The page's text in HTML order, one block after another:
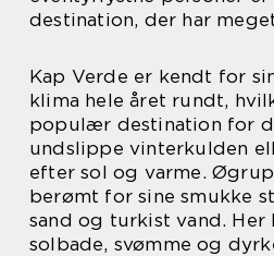
destination, der har
Kap Verde er kendt for
klima hele året rundt,
populær destination for
undslippe vinterkulden
efter sol og varme.
berømt for sine smukke
sand og turkist vand. Her
solbade, svømme og